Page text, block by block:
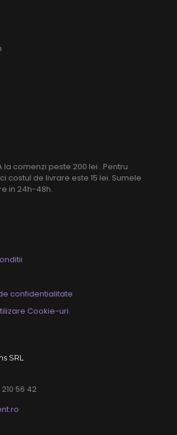
la comenzi peste 200 lei . Pentru
costul de livrare este 15 lei. Sumele
in 24h-48h.
confidentialitate
Cookie-uri
SRL
56 42